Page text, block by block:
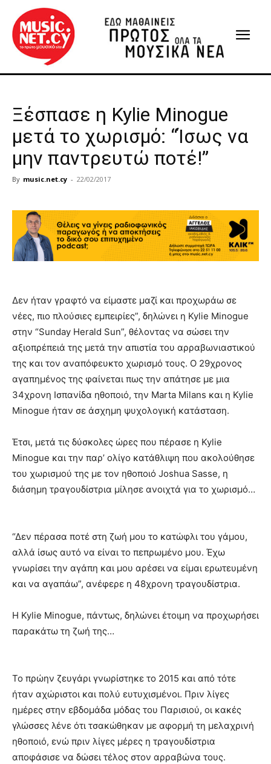
Ξέσπασε η Kylie Minogue
μετά το χωρισμό: “Ίσως να
μην παντρευτώ ποτέ!”
By music.net.cy - 22/02/2017
Δεν ήταν γραφτό να είμαστε μαζί και προχωράω σε
νέες, πιο πλούσιες εμπειρίες”, δηλώνει η Kylie Minogue
στην “Sunday Herald Sun”, θέλοντας να σώσει την
αξιοπρέπειά της μετά την απιστία του αρραβωνιαστικού
της και τον αναπόφευκτο χωρισμό τους. Ο 29χρονος
αγαπημένος της φαίνεται πως την απάτησε με μια
34χρονη Ισπανίδα ηθοποιό, την Marta Milans και η Kylie
Μinogue ήταν σε άσχημη ψυχολογική κατάσταση.
Έτσι, μετά τις δύσκολες ώρες που πέρασε η Kylie
Minogue και την παρ’ ολίγο κατάθλιψη που ακολούθησε
του χωρισμού της με τον ηθοποιό Joshua Sasse, η
διάσημη τραγουδίστρια μίλησε ανοιχτά για το χωρισμό…
“Δεν πέρασα ποτέ στη ζωή μου το κατώφλι του γάμου,
αλλά ίσως αυτό να είναι το πεπρωμένο μου. Έχω
γνωρίσει την αγάπη και μου αρέσει να είμαι ερωτευμένη
και να αγαπάω”, ανέφερε η 48χρονη τραγουδίστρια.
Η Kylie Minogue, πάντως, δηλώνει έτοιμη να προχωρήσει
παρακάτω τη ζωή της…
Το πρώην ζευγάρι γνωρίστηκε το 2015 και από τότε
ήταν αχώριστοι και πολύ ευτυχισμένοι. Πριν λίγες
ημέρες στην εβδομάδα μόδας του Παρισιού, οι κακές
γλώσσες λένε ότι τσακώθηκαν με αφορμή τη μελαχρινή
ηθοποιό, ενώ πριν λίγες μέρες η τραγουδίστρια
αποφάσισε να δώσει τέλος στον αρραβώνα τους.